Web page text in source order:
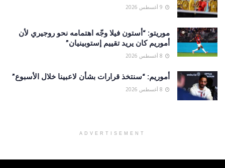
موريتو: “أستون فيلا وجّه اهتمامه نحو روجيري لأن
أموريم كان يريد تقييم إستوبينيان”
أموريم: “سنتخذ قرارات بشأن لاعبينا خلال الأسبوع”
ADVERTISEMENT